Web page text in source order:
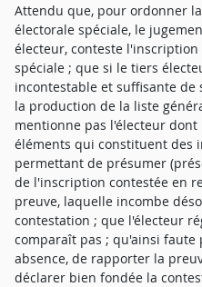
Attendu que, pour ordonner
électorale spéciale, le
électeur, conteste
spéciale ; que si le tiers
incontestable et suffisante
la production de la liste
mentionne pas l'électeur
éléments qui constituent des
permettant de présumer
de l'inscription contestée en
preuve, laquelle incombe
contestation ; que l'électeur
comparaît pas ; qu'ainsi
absence, de rapporter la
déclarer bien fondée la